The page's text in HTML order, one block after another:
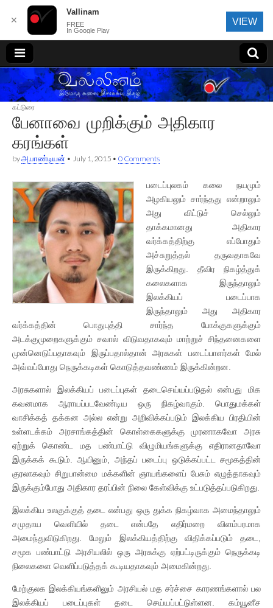
வல்லினம்
கட்டுரை
பேனாவை முறிக்கும் அதிகார
கரங்கள்
byஅ.பாண்டியன் • July 1, 2015 • 0 Comments
படைப்புலகம் கலை நயமும்
அழகியலும் சார்ந்தது என்றாலும்
அது விட்டுச் செல்லும்
தாக்கமானது அதிகார
வர்க்கத்திற்கு எப்போதும்
அச்சுறுத்தல் தருவதாகவே
இருக்கிறது. தீவிர நிகழ்த்துக்
கலைகளாக இருந்தாலும்
இலக்கியப் படைப்பாக
இருந்தாலும் அது அதிகார
வர்க்கத்தின் பொதுபுத்தி சார்ந்த போக்குகளுக்கும்
அடக்குமுறைகளுக்கும் சவால் விடுவதாகவும் மாற்றுச் சிந்தனைகளை
முன்னெடுப்பதாகவும் இருப்பதால்தான் அரசுகள் படைப்பாளர்கள் மேல்
அவ்வப்போது நெருக்கடிகள் கொடுத்தவண்ணம் இருக்கின்றன.
அரசுகளால் இலக்கியப் படைப்புகள் தடைசெய்யப்படுதல் என்பது மிக
கவனமாக ஆராயப்படவேண்டிய ஒரு நிகழ்வாகும். பொதுமக்கள்
வாசிக்கத் தக்கன அல்ல என்று அறிவிக்கப்படும் இலக்கிய பிரதியின்
உள்ளடக்கம் அரசாங்கத்தின் கொள்கைகளுக்கு முரணாகவோ அரசு
ஏற்றுக் கொண்ட மத பண்பாட்டு விழுமியங்களுக்கு எதிரானதாவோ
இருக்கக் கூடும். ஆயினும், அந்தப் படைப்பு ஒடுக்கப்பட்ட சமூகத்தின்
குரலாகவும் சிறுபான்மை மக்களின் ஞாயங்களைப் பேசும் எழுத்தாகவும்
இருக்கும்போது அதிகார தரப்பின் நிலை கேள்விக்கு உட்படுத்தப்படுகிறது.
இலக்கிய உலகுக்குத் தடை என்பது ஒரு துக்க நிகழ்வாக அமைந்தாலும்
சமுதாய வெளியில் தடை என்பதே எதிர்மறை விளம்பரமாக
அமைந்துவிடுகிறது. மேலும் இலக்கியத்திற்கு விதிக்கப்படும் தடை,
சமூக பண்பாட்டு அரசியலில் ஒரு அரசுக்கு ஏற்பட்டிருக்கும் நெருக்கடி
நிலைகளை வெளிப்படுத்தக் கூடியதாகவும் அமைகின்றது.
மேற்குலக இலக்கியங்களிலும் அரசியல் மத சர்ச்சை காரணங்களால் பல
இலக்கியப் படைப்புகள் தடை செய்யப்பட்டுள்ளன. கம்யூனீச
✕
Vallinam
FREE
In Google Play
VIEW